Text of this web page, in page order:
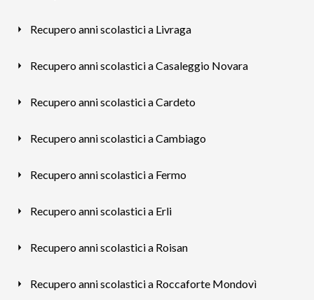
Recupero anni scolastici a Livraga
Recupero anni scolastici a Casaleggio Novara
Recupero anni scolastici a Cardeto
Recupero anni scolastici a Cambiago
Recupero anni scolastici a Fermo
Recupero anni scolastici a Erli
Recupero anni scolastici a Roisan
Recupero anni scolastici a Roccaforte Mondovì